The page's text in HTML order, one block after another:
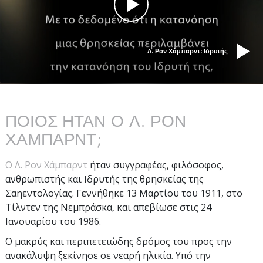
Λ. Ρον Χάμπαρντ: Ιδρυτής
ΠΟΙΟΣ ΗΤΑΝ Ο Λ. ΡΟΝ
ΧΑΜΠΑΡΝΤ;
Ο Λ. Ρον Χάμπαρντ ήταν συγγραφέας, φιλόσοφος,
ανθρωπιστής και Ιδρυτής της θρησκείας της
Σαηεντολογίας. Γεννήθηκε 13 Μαρτίου του 1911, στο
Τίλντεν της Νεμπράσκα, και απεβίωσε στις 24
Ιανουαρίου του 1986.
Ο μακρύς και περιπετειώδης δρόμος του προς την
ανακάλυψη ξεκίνησε σε νεαρή ηλικία. Υπό την